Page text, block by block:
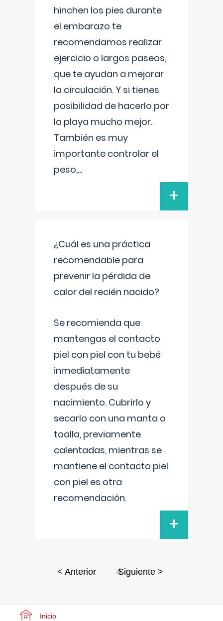
hinchen los pies durante
el embarazo te
recomendamos realizar
ejercicio o largos paseos,
que te ayudan a mejorar
la circulación. Y si tienes
posibilidad de hacerlo por
la playa mucho mejor.
También es muy
importante controlar el
peso,...
+
¿Cuál es una práctica
recomendable para
prevenir la pérdida de
calor del recién nacido?
Se recomienda que
mantengas el contacto
piel con piel con tu bebé
inmediatamente
después de su
nacimiento. Cubrirlo y
secarlo con una manta o
toalla, previamente
calentadas, mientras se
mantiene el contacto piel
con piel es otra
recomendación.
+
< Anterior 4
Siguiente >
Inicio